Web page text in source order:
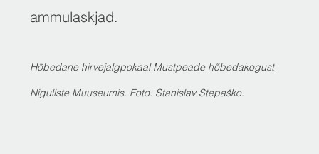
ammulaskjad.
Hõbedane hirvejalgpokaal Mustpeade hõbedakogust
Niguliste Muuseumis. Foto: Stanislav Stepaško.